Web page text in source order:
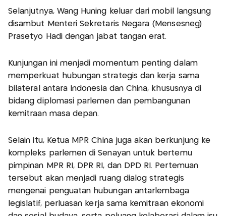
Selanjutnya, Wang Huning keluar dari mobil langsung
disambut Menteri Sekretaris Negara (Mensesneg)
Prasetyo Hadi dengan jabat tangan erat.
Kunjungan ini menjadi momentum penting dalam
memperkuat hubungan strategis dan kerja sama
bilateral antara Indonesia dan China, khususnya di
bidang diplomasi parlemen dan pembangunan
kemitraan masa depan.
Selain itu, Ketua MPR China juga akan berkunjung ke
kompleks parlemen di Senayan untuk bertemu
pimpinan MPR RI, DPR RI, dan DPD RI. Pertemuan
tersebut akan menjadi ruang dialog strategis
mengenai penguatan hubungan antarlembaga
legislatif, perluasan kerja sama kemitraan ekonomi